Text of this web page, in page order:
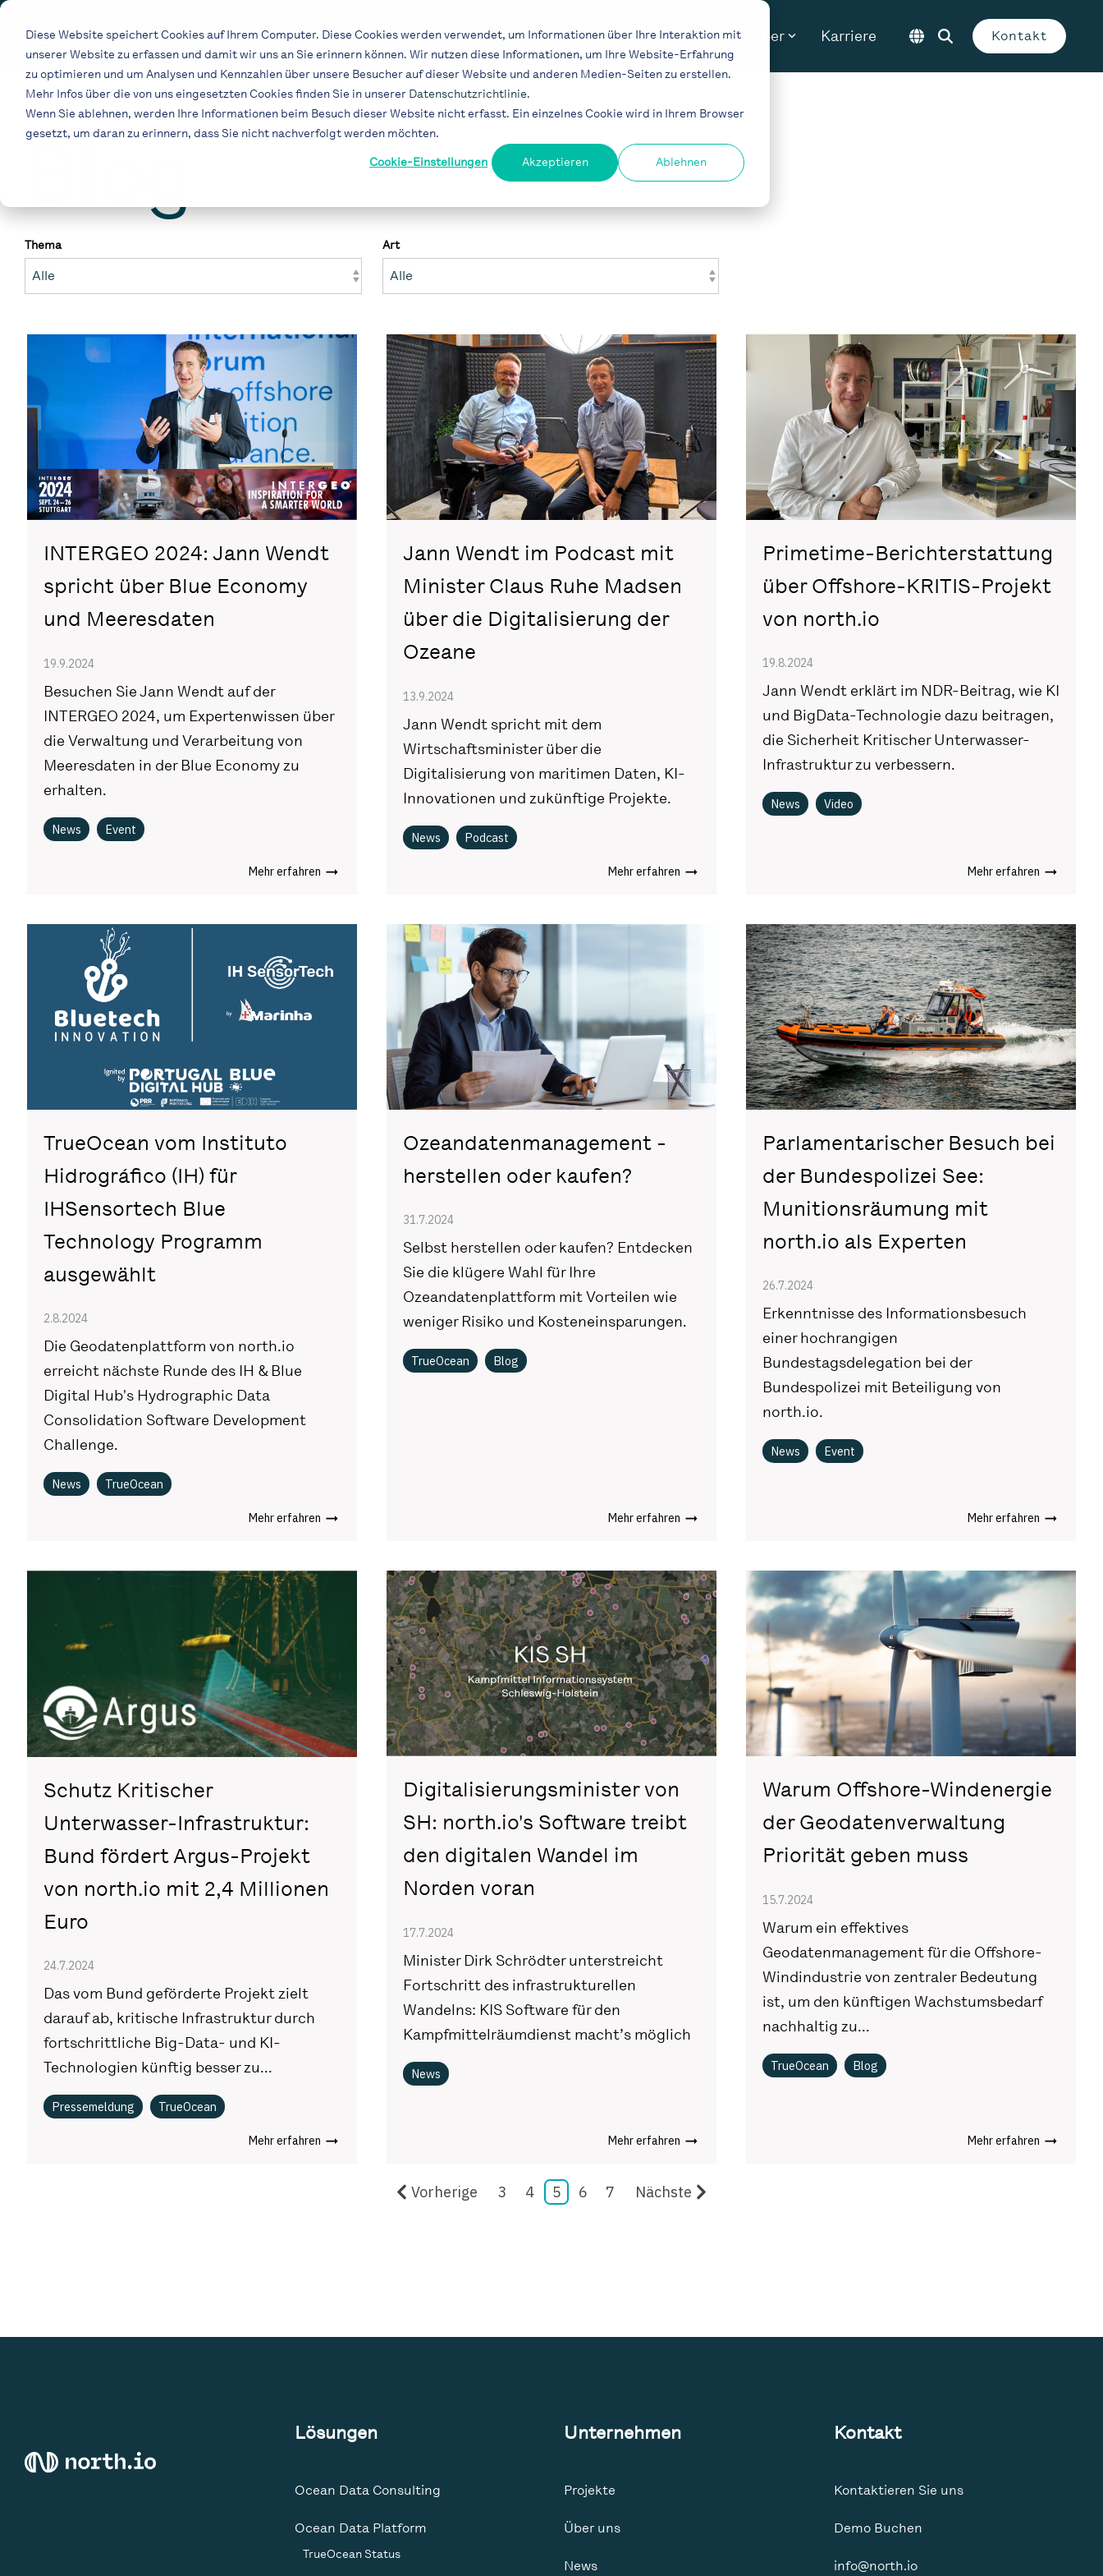
Diese Website speichert Cookies auf Ihrem Computer. Diese Cookies werden verwendet, um Informationen über Ihre Interaktion mit
unserer Website zu erfassen und damit wir uns an Sie erinnern können. Wir nutzen diese Informationen, um Ihre Website-Erfahrung
zu optimieren und um Analysen und Kennzahlen über unsere Besucher auf dieser Website und anderen Medien-Seiten zu erstellen.
Mehr Infos über die von uns eingesetzten Cookies finden Sie in unserer Datenschutzrichtlinie.
Wenn Sie ablehnen, werden Ihre Informationen beim Besuch dieser Website nicht erfasst. Ein einzelnes Cookie wird in Ihrem Browser
gesetzt, um daran zu erinnern, dass Sie nicht nachverfolgt werden möchten.
Cookie-Einstellungen Akzeptieren Ablehnen
Skip
main
content.
Lösungen Industrien Projekte Blog Über Karriere Kontakt
Thema Art
INTERGEO 2024: Jann Wendt
spricht über Blue Economy
und Meeresdaten
19.9.2024
Besuchen Sie Jann Wendt auf der
INTERGEO 2024, um Expertenwissen über
die Verwaltung und Verarbeitung von
Meeresdaten in der Blue Economy zu
erhalten.
News Event
Mehr erfahren
Jann Wendt im Podcast mit
Minister Claus Ruhe Madsen
über die Digitalisierung der
Ozeane
13.9.2024
Jann Wendt spricht mit dem
Wirtschaftsminister über die
Digitalisierung von maritimen Daten, KI-
Innovationen und zukünftige Projekte.
News Podcast
Mehr erfahren
Primetime-Berichterstattung
über Offshore-KRITIS-Projekt
von north.io
19.8.2024
Jann Wendt erklärt im NDR-Beitrag, wie KI
und BigData-Technologie dazu beitragen,
die Sicherheit Kritischer Unterwasser-
Infrastruktur zu verbessern.
News Video
Mehr erfahren
TrueOcean vom Instituto
Hidrográfico (IH) für
IHSensortech Blue
Technology Programm
ausgewählt
2.8.2024
Die Geodatenplattform von north.io
erreicht nächste Runde des IH & Blue
Digital Hub's Hydrographic Data
Consolidation Software Development
Challenge.
News TrueOcean
Mehr erfahren
Ozeandatenmanagement -
herstellen oder kaufen?
31.7.2024
Selbst herstellen oder kaufen? Entdecken
Sie die klügere Wahl für Ihre
Ozeandatenplattform mit Vorteilen wie
weniger Risiko und Kosteneinsparungen.
TrueOcean Blog
Mehr erfahren
Parlamentarischer Besuch bei
der Bundespolizei See:
Munitionsräumung mit
north.io als Experten
26.7.2024
Erkenntnisse des Informationsbesuch
einer hochrangigen
Bundestagsdelegation bei der
Bundespolizei mit Beteiligung von
north.io.
News Event
Mehr erfahren
Schutz Kritischer
Unterwasser-Infrastruktur:
Bund fördert Argus-Projekt
von north.io mit 2,4 Millionen
Euro
24.7.2024
Das vom Bund geförderte Projekt zielt
darauf ab, kritische Infrastruktur durch
fortschrittliche Big-Data- und KI-
Technologien künftig besser zu...
Pressemeldung TrueOcean
Mehr erfahren
Digitalisierungsminister von
SH: north.io's Software treibt
den digitalen Wandel im
Norden voran
17.7.2024
Minister Dirk Schrödter unterstreicht
Fortschritt des infrastrukturellen
Wandelns: KIS Software für den
Kampfmittelräumdienst macht’s möglich
News
Mehr erfahren
Warum Offshore-Windenergie
der Geodatenverwaltung
Priorität geben muss
15.7.2024
Warum ein effektives
Geodatenmanagement für die Offshore-
Windindustrie von zentraler Bedeutung
ist, um den künftigen Wachstumsbedarf
nachhaltig zu...
TrueOcean Blog
Mehr erfahren
Vorherige 3 4 5 6 7 Nächste
Lösungen
Ocean Data Consulting
Ocean Data Platform
TrueOcean Status
Unternehmen
Projekte
Über uns
News
Kontakt
Kontaktieren Sie uns
Demo Buchen
info@north.io